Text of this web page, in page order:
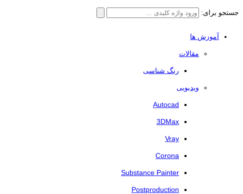
جستجو برای:
آموزش ها
مقالات
رنگ شناسی
ویدیویی
Autocad
3DMax
Vray
Corona
Substance Painter
Postproduction